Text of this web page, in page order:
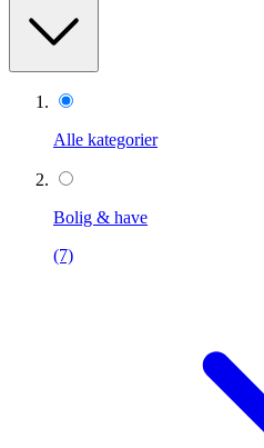
Alle kategorier
Bolig & have
(7)